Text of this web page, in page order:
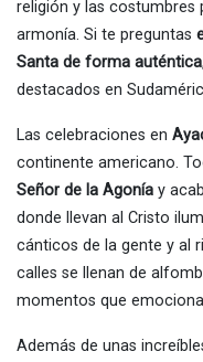
religión y las
armonía. Si te preguntas
Santa de forma auténtica
destacados en
Las celebraciones en
continente americano.
Señor de la Agonía y
donde llevan al Cristo
cánticos de la gente y al
calles se llenan de
momentos que
Además de unas